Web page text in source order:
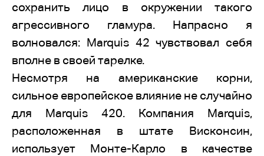
сохранить лицо в окружении такого
агрессивного гламура. Напрасно я
волновался: Marquis 42 чувствовал себя
вполне в своей тарелке.
Несмотря на американские корни,
сильное европейское влияние не случайно
для Marquis 420. Компания Marquis,
расположенная в штате Висконсин,
использует Монте-Карло в качестве